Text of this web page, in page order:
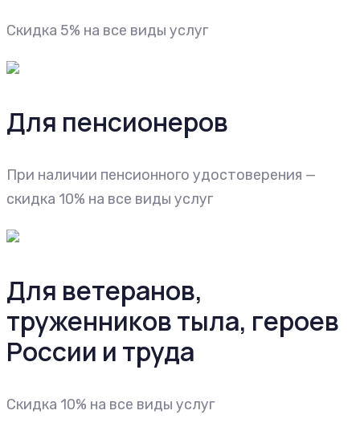
Скидка 5% на все виды услуг
Для пенсионеров
При наличии пенсионного удостоверения —
скидка 10% на все виды услуг
Для ветеранов,
труженников тыла, героев
России и труда
Cкидка 10% на все виды услуг